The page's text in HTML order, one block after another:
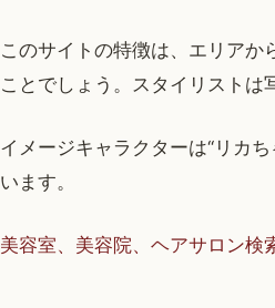
このサイトの特徴は、エリアか
ことでしょう。スタイリストは
イメージキャラクターは“リカち
います。
美容室、美容院、ヘアサロン検